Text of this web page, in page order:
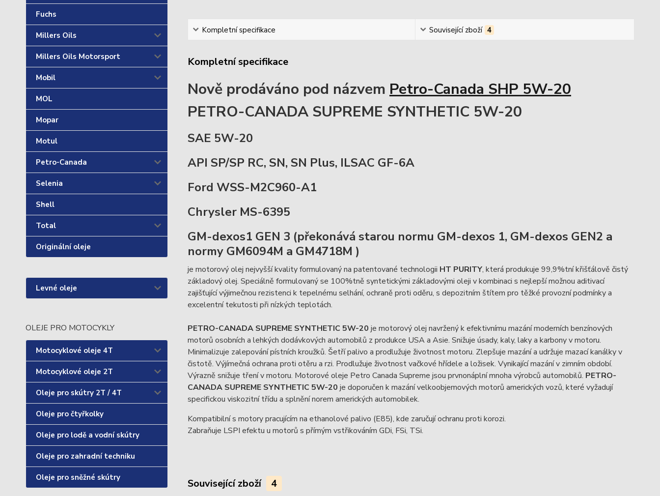
Fuchs
Millers Oils
Millers Oils Motorsport
Mobil
MOL
Mopar
Motul
Petro-Canada
Selenia
Shell
Total
Originální oleje
Levné oleje
OLEJE PRO MOTOCYKLY
Motocyklové oleje 4T
Motocyklové oleje 2T
Oleje pro skútry 2T / 4T
Oleje pro čtyřkolky
Oleje pro lodě a vodní skútry
Oleje pro zahradní techniku
Oleje pro sněžné skútry
Kompletní specifikace Související zboží 4
Kompletní specifikace
Nově prodáváno pod názvem Petro-Canada SHP 5W-20
PETRO-CANADA SUPREME SYNTHETIC 5W-20
SAE 5W-20
API SP/SP RC, SN, SN Plus, ILSAC GF-6A
Ford WSS-M2C960-A1
Chrysler MS-6395
GM-dexos1 GEN 3 (překonává starou normu GM-dexos 1, GM-dexos GEN2 a
normy GM6094M a GM4718M )
je motorový olej nejvyšší kvality formulovaný na patentované technologii HT PURITY, která produkuje 99,9%tní křišťálově čistý
základový olej. Speciálně formulovaný se 100%tně syntetickými základovými oleji v kombinaci s nejlepší možnou aditivací
zajišťující výjimečnou rezistenci k tepelnému selhání, ochraně proti oděru, s depozitním štítem pro těžké provozní podmínky a
excelentní tekutosti při nízkých teplotách.
PETRO-CANADA SUPREME SYNTHETIC 5W-20 je motorový olej navržený k efektivnímu mazání moderních benzínových
motorů osobních a lehkých dodávkových automobilů z produkce USA a Asie. Snižuje úsady, kaly, laky a karbony v motoru.
Minimalizuje zalepování pístních kroužků. Šetří palivo a prodlužuje životnost motoru. Zlepšuje mazání a udržuje mazací kanálky v
čistotě. Výjímečná ochrana proti otěru a rzi. Prodlužuje životnost vačkové hřídele a ložisek. Vynikající mazání v zimním období.
Výrazně snižuje tření v motoru. Motorové oleje Petro Canada Supreme jsou prvnonáplní mnoha výrobců automobilů. PETRO-
CANADA SUPREME SYNTHETIC 5W-20 je doporučen k mazání velkoobjemových motorů amerických vozů, které vyžadují
specifickou viskozitní třídu a splnění norem amerických automobilek.
Kompatibilní s motory pracujícím na ethanolové palivo (E85), kde zaručují ochranu proti korozi.
Zabraňuje LSPI efektu u motorů s přímým vstřikováním GDi, FSi, TSi.
Související zboží 4